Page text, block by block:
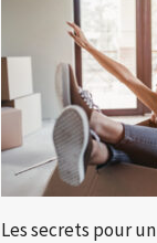
Les secrets pour